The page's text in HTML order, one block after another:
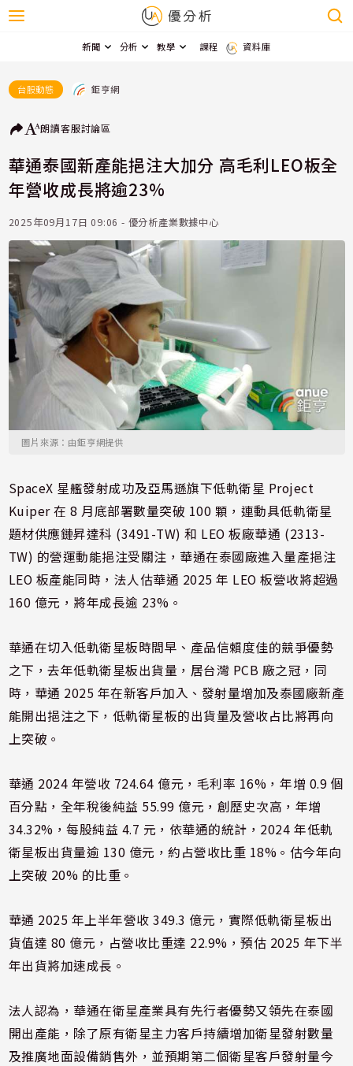
新聞 分析 教學 課程 資料庫
台股動態 鉅亨網
朗讀客服討論區
華通泰國新產能挹注大加分 高毛利LEO板全
年營收成長將逾23%
2025年09月17日 09:06 - 優分析產業數據中心
圖片來源：由鉅亨網提供
SpaceX 星艦發射成功及亞馬遜旗下低軌衛星 Project
Kuiper 在 8 月底部署數量突破 100 顆，連動具低軌衛星
題材供應鏈昇達科 (3491-TW) 和 LEO 板廠華通 (2313-
TW) 的營運動能挹注受關注，華通在泰國廠進入量產挹注
LEO 板產能同時，法人估華通 2025 年 LEO 板營收將超過
160 億元，將年成長逾 23%。
華通在切入低軌衛星板時間早、產品信賴度佳的競爭優勢
之下，去年低軌衛星板出貨量，居台灣 PCB 廠之冠，同
時，華通 2025 年在新客戶加入、發射量增加及泰國廠新產
能開出挹注之下，低軌衛星板的出貨量及營收占比將再向
上突破。
華通 2024 年營收 724.64 億元，毛利率 16%，年增 0.9 個
百分點，全年稅後純益 55.99 億元，創歷史次高，年增
34.32%，每股純益 4.7 元，依華通的統計，2024 年低軌
衛星板出貨量逾 130 億元，約占營收比重 18%。估今年向
上突破 20% 的比重。
華通 2025 年上半年營收 349.3 億元，實際低軌衛星板出
貨值達 80 億元，占營收比重達 22.9%，預估 2025 年下半
年出貨將加速成長。
法人認為，華通在衛星產業具有先行者優勢又領先在泰國
開出產能，除了原有衛星主力客戶持續增加衛星發射數量
及推廣地面設備銷售外，並預期第二個衛星客戶發射量今